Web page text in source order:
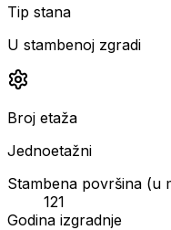
Tip stana
U stambenoj zgradi
Broj etaža
Jednoetažni
Stambena površina (u
121
Godina izgradnje